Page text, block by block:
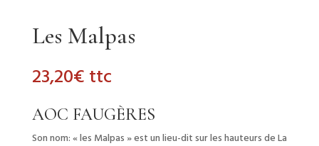
Les Malpas
23,20€ ttc
AOC FAUGÈRES
Son nom: « les Malpas » est un lieu-dit sur les hauteurs de La